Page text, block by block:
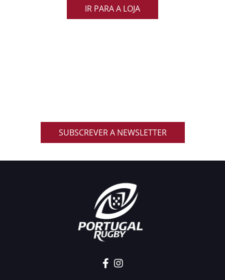
IR PARA A LOJA
SUBSCREVER A NEWSLETTER